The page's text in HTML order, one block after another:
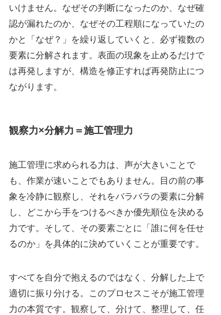
いけません。なぜその判断になったのか、なぜ確
認が漏れたのか、なぜその工程順になっていたの
かと「なぜ？」を繰り返していくと、必ず複数の
要素に分解されます。表面の現象を止めるだけで
は再発しますが、構造を修正すれば再発防止につ
ながります。
観察力×分解力＝施工管理力
施工管理に求められる力は、声が大きいことで
も、作業が速いことでもありません。目の前の事
象を冷静に観察し、それをバラバラの要素に分解
し、どこから手をつけるべきか優先順位を決める
力です。そして、その要素ごとに「誰に何を任せ
るのか」を具体的に決めていくことが重要です。
すべてを自分で抱えるのではなく、分解した上で
適切に振り分ける。このプロセスこそが施工管理
力の本質です。観察して、分けて、整理して、任